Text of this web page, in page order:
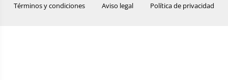
Términos y condiciones Aviso legal Política de privacidad